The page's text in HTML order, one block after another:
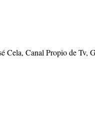
Canal Propio de Tv,